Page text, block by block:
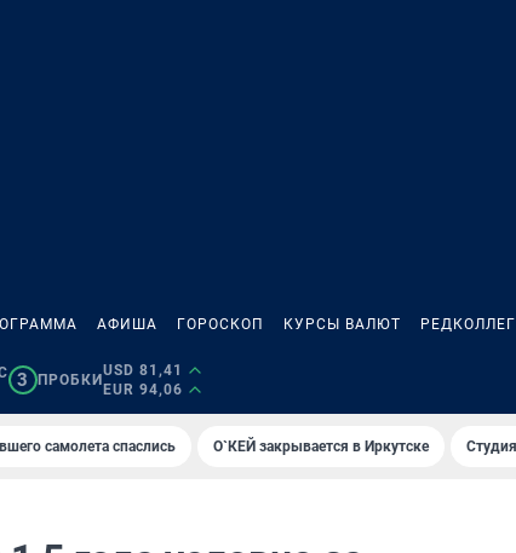
АФИША ГОРОСКОП КУРСЫ ВАЛЮТ
3 ПРОБКИ
USD 81,41
EUR 94,06
самолета спаслись О`КЕЙ закрывается в Иркутске